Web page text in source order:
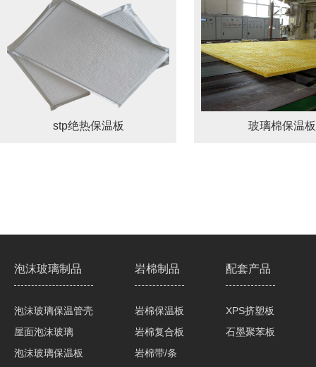
stp绝热保温板 玻璃棉保温板
泡沫玻璃制品
泡沫玻璃保温管壳
屋面泡沫玻璃
泡沫玻璃保温板
岩棉制品
岩棉保温板
岩棉复合板
岩棉带/条
配套产品
XPS挤塑板
石墨聚苯板